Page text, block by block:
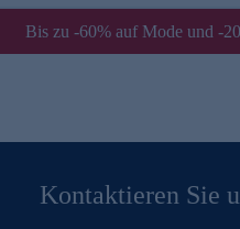
Bis zu -60% auf Mode und -
Kontaktieren Sie